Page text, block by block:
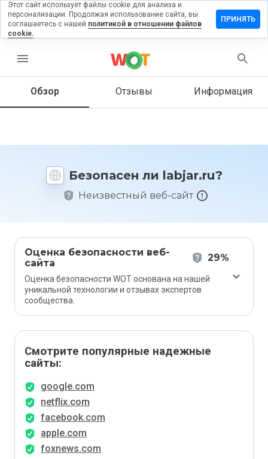
menu
Обзор Отзывы Информация
Безопасен ли labjar.ru?
Неизвестный веб-сайт
Оценка безопасности веб-
сайта
29%
Оценка безопасности WOT основана на нашей
уникальной технологии и отзывах экспертов
сообщества.
Смотрите популярные надежные
сайты:
google.com
netflix.com
facebook.com
apple.com
foxnews.com
на
Как бы
этот
Этот сайт использует файлы cookie для анализа и
персонализации. Продолжая использование сайта, вы
соглашаетесь с нашей политикой в отношении файлов
cookie.
ПРИНЯТЬ